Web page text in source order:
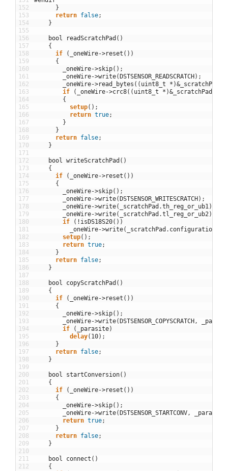
152
153
154
155
156
157
158
159
160
161
162
163
164
165
166
167
168
169
170
171
172
173
174
175
176
177
178
179
180
181
182
183
184
185
186
187
188
189
190
191
192
193
194
195
196
197
198
199
200
201
202
203
204
205
206
207
208
209
210
211
212
}
return false;
}
bool readScratchPad ( )
{
if
( _oneWire->reset ( ) )
{
_oneWire->skip( ) ;
_oneWire->write( DSTSENSOR_READSCRATCH ) ;
_oneWire->read_bytes ( ( uint8_t * )& _scratchPad
if
( _oneWire->crc8( ( uint8_t * )& _scratchPad
{
setup( ) ;
return true;
}
}
return false;
}
bool writeScratchPad ( )
{
if
( _oneWire->reset ( ) )
{
_oneWire->skip( ) ;
_oneWire->write( DSTSENSOR_WRITESCRATCH ) ;
_oneWire->write( _scratchPad .th_reg_or_ub1)
_oneWire->write( _scratchPad .tl_reg_or_ub2)
if
( ! isDS18S20( ) )
_oneWire->write( _scratchPad . configuration
setup( ) ;
return true;
}
return false;
}
bool copyScratchPad ( )
{
if
( _oneWire->reset ( ) )
{
_oneWire->skip( ) ;
_oneWire->write( DSTSENSOR_COPYSCRATCH ,
if
( _parasite)
delay( 10) ;
}
return false;
}
bool startConversion( )
{
if
( _oneWire->reset ( ) )
{
_oneWire->skip( ) ;
_oneWire->write( DSTSENSOR_STARTCONV, _parasite
return true;
}
return false;
}
bool connect ( )
{